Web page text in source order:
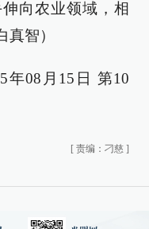
向农业领域，相
智）
年08月15日 第10
[ 责编：刁慈 ]